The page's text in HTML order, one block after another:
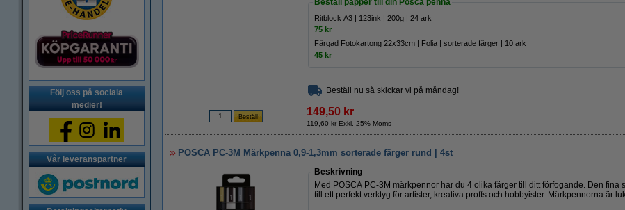
Följ oss på sociala
medier!
Vår leveranspartner
Beställ papper till din Posca penna
Ritblock A3 | 123ink | 200g | 24 ark
75 kr
Färgad Fotokartong 22x33cm | Folia | sorterade färger | 10 ark
45 kr
Beställ nu så skickar vi på måndag!
149,50 kr
119,60 kr Exkl. 25% Moms
POSCA PC-3M Märkpenna 0,9-1,3mm sorterade färger rund | 4st
Beskrivning
Med POSCA PC-3M märkpennor har du 4 olika färger till ditt förfogande. Den fina
till ett perfekt verktyg för artister, kreativa proffs och hobbyister. Märkpennorna är